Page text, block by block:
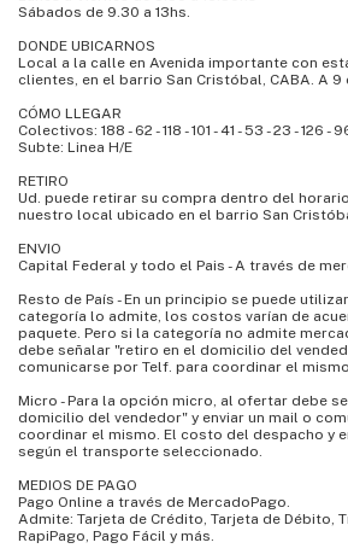
Sábados de 9.30 a 13hs.
DONDE UBICARNOS
Local a la calle en Avenida importante con
clientes, en el barrio San Cristóbal, CABA. A 9
CÓMO LLEGAR
Colectivos: 188 - 62 - 118 - 101 - 41 - 53 - 23 - 126 -
Subte: Linea H/E
RETIRO
Ud. puede retirar su compra dentro del
nuestro local ubicado en el barrio San
ENVIO
Capital Federal y todo el Pais - A través de
Resto de País - En un principio se puede
categoría lo admite, los costos varían de
paquete. Pero si la categoría no admite
debe señalar "retiro en el domicilio del
comunicarse por Telf. para coordinar el
Micro - Para la opción micro, al ofertar debe
domicilio del vendedor" y enviar un mail o
coordinar el mismo. El costo del despacho y
según el transporte seleccionado.
MEDIOS DE PAGO
Pago Online a través de MercadoPago.
Admite: Tarjeta de Crédito, Tarjeta de Débito,
RapiPago, Pago Fácil y más.